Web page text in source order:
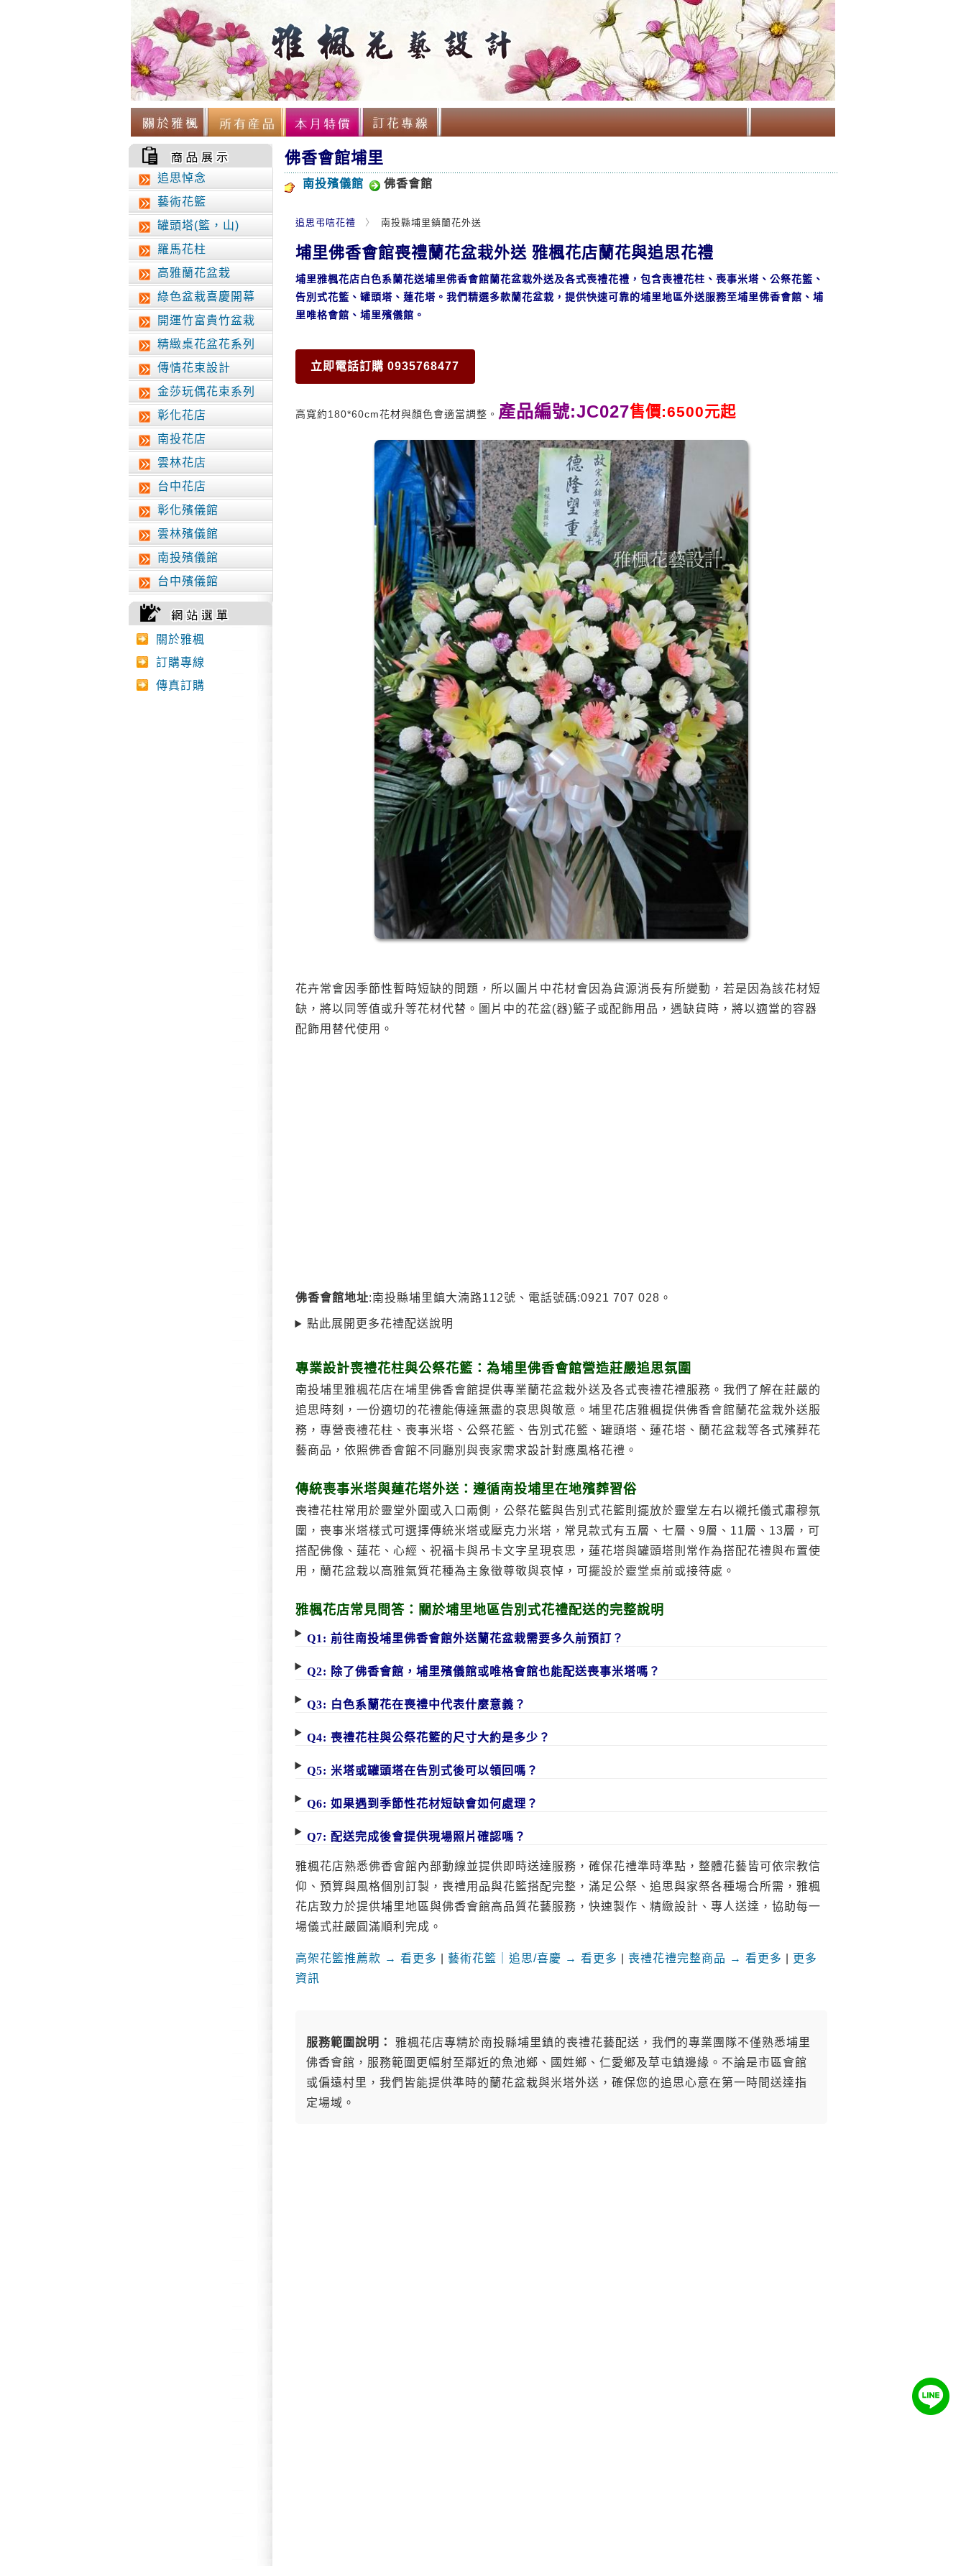
追思悼念
藝術花籃
罐頭塔(籃，山)
羅馬花柱
高雅蘭花盆栽
綠色盆栽喜慶開幕
開運竹富貴竹盆栽
精緻桌花盆花系列
傳情花束設計
金莎玩偶花束系列
彰化花店
南投花店
雲林花店
台中花店
彰化殯儀館
雲林殯儀館
南投殯儀館
台中殯儀館
關於雅楓
訂購專線
傳真訂購
佛香會館埔里
南投殯儀館 佛香會館
追思弔唁花禮 南投縣埔里鎮蘭花外送
埔里佛香會館喪禮蘭花盆栽外送 雅楓花店蘭花與追思花禮
埔里雅楓花店白色系蘭花送埔里佛香會館蘭花盆栽外送及各式喪禮花禮，包含喪禮花柱、喪事米塔、公祭花籃、
告別式花籃、罐頭塔、蓮花塔。我們精選多款蘭花盆栽，提供快速可靠的埔里地區外送服務至埔里佛香會館、埔
里唯格會館、埔里殯儀館。
立即電話訂購 0935768477
高寬約180*60cm花材與顏色會適當調整。 產品編號:JC027售價:6500元起
花卉常會因季節性暫時短缺的問題，所以圖片中花材會因為貨源消長有所變動，若是因為該花材短
缺，將以同等值或升等花材代替。圖片中的花盆(器)籃子或配飾用品，遇缺貨時，將以適當的容器
配飾用替代使用。
佛香會館地址:南投縣埔里鎮大湳路112號、電話號碼:0921 707 028。
點此展開更多花禮配送說明
專業設計喪禮花柱與公祭花籃：為埔里佛香會館營造莊嚴追思氛圍
南投埔里雅楓花店在埔里佛香會館提供專業蘭花盆栽外送及各式喪禮花禮服務。我們了解在莊嚴的
追思時刻，一份適切的花禮能傳達無盡的哀思與敬意。埔里花店雅楓提供佛香會館蘭花盆栽外送服
務，專營喪禮花柱、喪事米塔、公祭花籃、告別式花籃、罐頭塔、蓮花塔、蘭花盆栽等各式殯葬花
藝商品，依照佛香會館不同廳別與喪家需求設計對應風格花禮。
傳統喪事米塔與蓮花塔外送：遵循南投埔里在地殯葬習俗
喪禮花柱常用於靈堂外圍或入口兩側，公祭花籃與告別式花籃則擺放於靈堂左右以襯托儀式肅穆氛
圍，喪事米塔樣式可選擇傳統米塔或壓克力米塔，常見款式有五層、七層、9層、11層、13層，可
搭配佛像、蓮花、心經、祝福卡與吊卡文字呈現哀思，蓮花塔與罐頭塔則常作為搭配花禮與布置使
用，蘭花盆栽以高雅氣質花種為主象徵尊敬與哀悼，可擺設於靈堂桌前或接待處。
雅楓花店常見問答：關於埔里地區告別式花禮配送的完整說明
Q1: 前往南投埔里佛香會館外送蘭花盆栽需要多久前預訂？
Q2: 除了佛香會館，埔里殯儀館或唯格會館也能配送喪事米塔嗎？
Q3: 白色系蘭花在喪禮中代表什麼意義？
Q4: 喪禮花柱與公祭花籃的尺寸大約是多少？
Q5: 米塔或罐頭塔在告別式後可以領回嗎？
Q6: 如果遇到季節性花材短缺會如何處理？
Q7: 配送完成後會提供現場照片確認嗎？
雅楓花店熟悉佛香會館內部動線並提供即時送達服務，確保花禮準時準點，整體花藝皆可依宗教信
仰、預算與風格個別訂製，喪禮用品與花籃搭配完整，滿足公祭、追思與家祭各種場合所需，雅楓
花店致力於提供埔里地區與佛香會館高品質花藝服務，快速製作、精緻設計、專人送達，協助每一
場儀式莊嚴圓滿順利完成。
高架花籃推薦款 → 看更多 藝術花籃｜追思/喜慶 → 看更多 喪禮花禮完整商品 → 看更多
更多
資訊
服務範圍說明：
雅楓花店專精於南投縣埔里鎮的喪禮花藝配送，我們的專業團隊不僅熟悉埔里
佛香會館，服務範圍更幅射至鄰近的魚池鄉、國姓鄉、仁愛鄉及草屯鎮邊緣。不論是市區會館
或偏遠村里，我們皆能提供準時的蘭花盆栽與米塔外送，確保您的追思心意在第一時間送達指
定場域。